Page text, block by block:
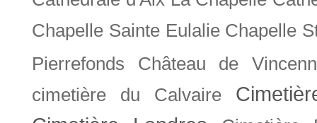
Chapelle Sainte Eulalie Chapelle
Pierrefonds
Château de
cimetière du Calvaire